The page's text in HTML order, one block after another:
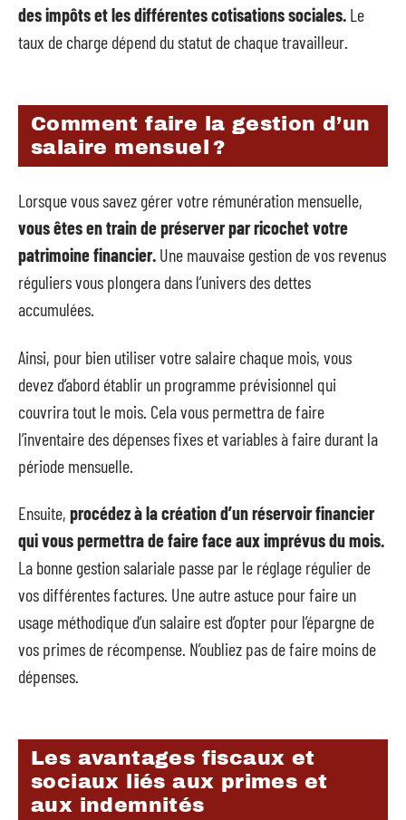
des impôts et les différentes cotisations sociales. Le
taux de charge dépend du statut de chaque travailleur.
Comment faire la gestion d’un
salaire mensuel ?
Lorsque vous savez gérer votre rémunération mensuelle,
vous êtes en train de préserver par ricochet votre
patrimoine financier. Une mauvaise gestion de vos revenus
réguliers vous plongera dans l’univers des dettes
accumulées.
Ainsi, pour bien utiliser votre salaire chaque mois, vous
devez d’abord établir un programme prévisionnel qui
couvrira tout le mois. Cela vous permettra de faire
l’inventaire des dépenses fixes et variables à faire durant la
période mensuelle.
Ensuite, procédez à la création d’un réservoir financier
qui vous permettra de faire face aux imprévus du mois.
La bonne gestion salariale passe par le réglage régulier de
vos différentes factures. Une autre astuce pour faire un
usage méthodique d’un salaire est d’opter pour l’épargne de
vos primes de récompense. N’oubliez pas de faire moins de
dépenses.
Les avantages fiscaux et
sociaux liés aux primes et
aux indemnités